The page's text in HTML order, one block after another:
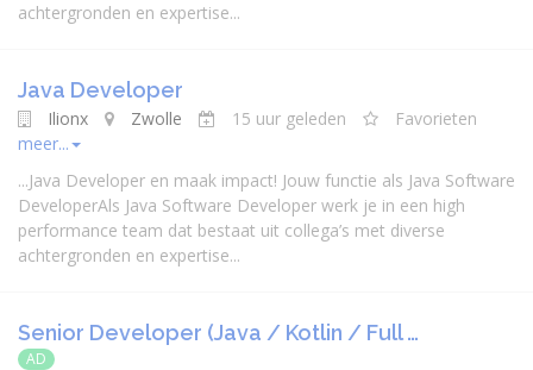
achtergronden en expertise...
Java Developer
Ilionx Zwolle 15 uur geleden
Favorieten
meer...
...Java Developer en maak impact! Jouw functie als Java Software
DeveloperAls Java Software Developer werk je in een high
performance team dat bestaat uit collega’s met diverse
achtergronden en expertise...
Senior Developer (Java / Kotlin / Full …
AD